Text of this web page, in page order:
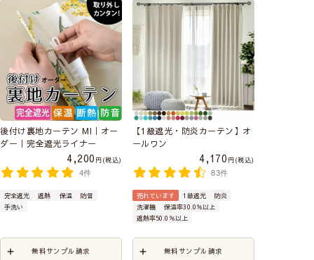
後付け裏地カーテン MI｜オー
ダー｜完全遮光ライナー
4,200
税込
4件
完全遮光 遮熱 保温
防音
手洗い
無料サンプル請求
【1級遮光・防炎カーテン】オ
ールワン
4,170
税込
83件
売れています 1級遮光
防炎
洗濯機
保温率30.0％以上
遮熱率50.0％以上
無料サンプル請求